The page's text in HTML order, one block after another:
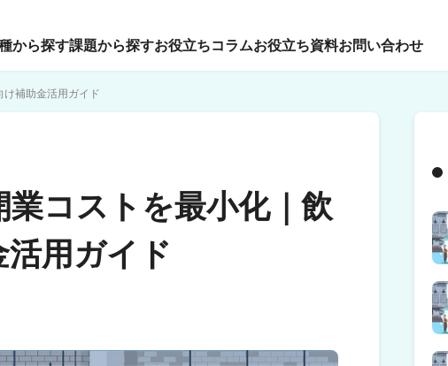
から探す課題から探すお役立ちコラムお役立ち資料お問い合わせ
け補助金活用ガイド
コストを最小化｜飲
用ガイド